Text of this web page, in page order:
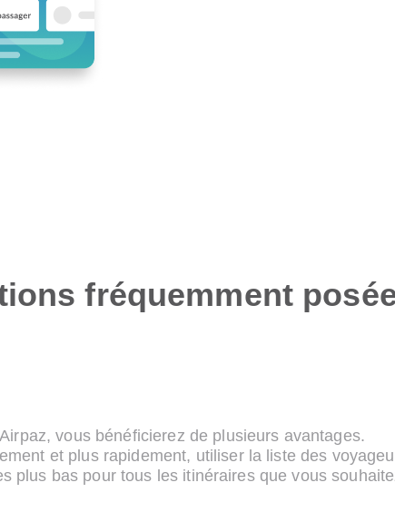
fréquemment
vous bénéficierez de plusieurs avantages.
et plus rapidement, utiliser la liste des
plus bas pour tous les itinéraires que vous